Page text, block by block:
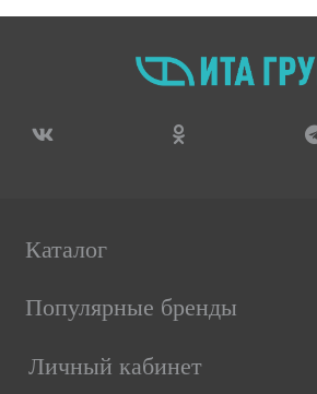
Каталог
Популярные бренды
Личный кабинет